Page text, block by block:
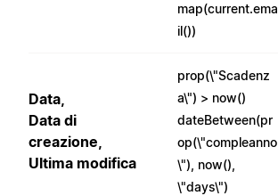
map(current.ema
il())
Data,
Data di
creazione,
Ultima modifica
prop(\"Scadenz
a\") > now()
dateBetween(pr
op(\"compleanno
\"), now(),
\"days\")